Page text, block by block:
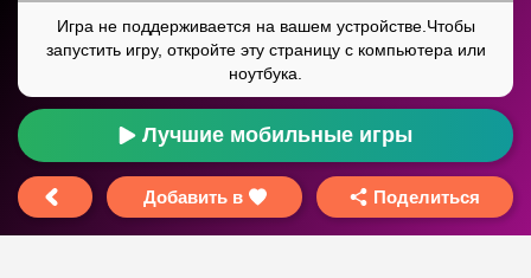
Лучшие мобильные игры
Добавить в Поделиться